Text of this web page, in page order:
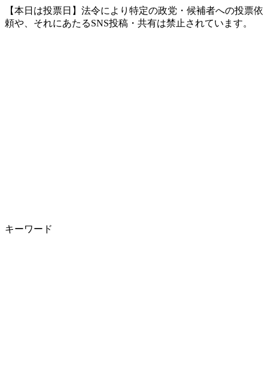
【本日は投票日】法令により特定の政党・候補者への投票依
頼や、それにあたるSNS投稿・共有は禁止されています。
キーワード